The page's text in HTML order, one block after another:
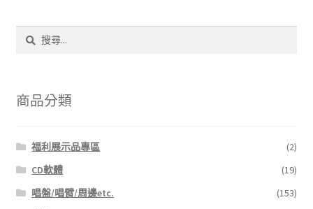
字:
商品分類
福利展示品專區
(2)
CD軟體
(19)
唱盤/唱臂/周邊etc.
(153)